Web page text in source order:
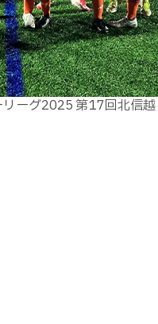
ーグ2025 第17回北信